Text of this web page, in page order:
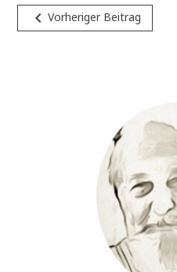
Beitragsnavigation
navigate_beforeVorheriger Beitrag